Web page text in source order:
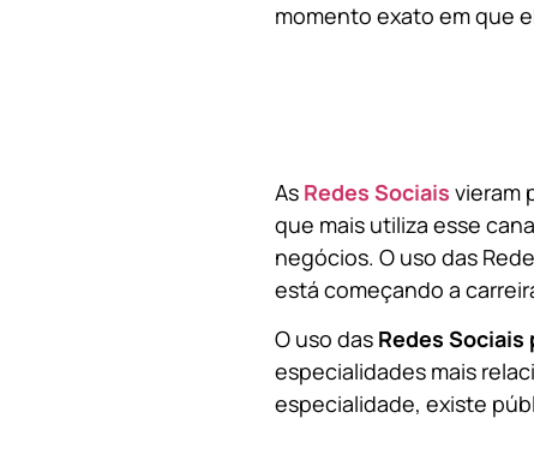
momento exato em que
As Redes Sociais vieram
que mais utiliza esse
negócios. O uso das
está começando a
O uso das Redes Sociais
especialidades mais
especialidade, existe